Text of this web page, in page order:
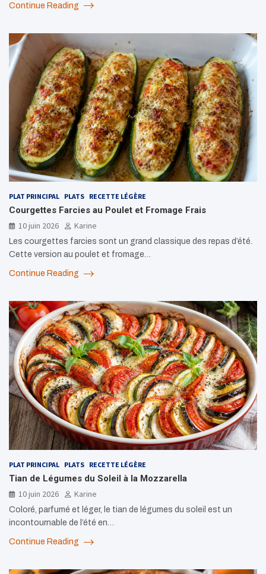
Continue Reading
PLAT PRINCIPAL PLATS RECETTE LÉGÈRE
Courgettes Farcies au Poulet et Fromage Frais
10 juin 2026
Karine
Les courgettes farcies sont un grand classique des repas d’été.
Cette version au poulet et fromage…
Continue Reading
PLAT PRINCIPAL PLATS RECETTE LÉGÈRE
Tian de Légumes du Soleil à la Mozzarella
10 juin 2026
Karine
Coloré, parfumé et léger, le tian de légumes du soleil est un
incontournable de l’été en…
Continue Reading